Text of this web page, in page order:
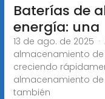
Baterías de
energía: una
13 de ago. de 2025
almacenamiento
creciendo
almacenamiento
también